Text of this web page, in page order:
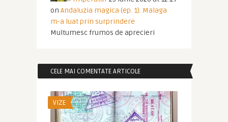
on Andaluzia magica (ep. 1). Malaga
m-a luat prin surprindere
Multumesc frumos de aprecieri
CELE MAI COMENTATE ARTICOLE
VIZE